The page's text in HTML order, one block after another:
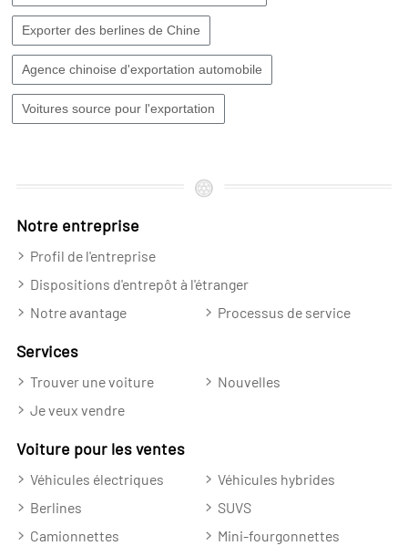
Exporter des berlines de Chine
Agence chinoise d'exportation automobile
Voitures source pour l'exportation
Notre entreprise
Profil de l'entreprise
Dispositions d'entrepôt à l'étranger
Notre avantage
Processus de service
Services
Trouver une voiture
Nouvelles
Je veux vendre
Voiture pour les ventes
Véhicules électriques
Véhicules hybrides
Berlines
SUVS
Camionnettes
Mini-fourgonnettes